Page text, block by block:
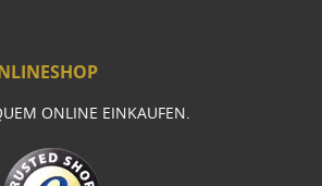
ONLINE EINKAUFEN.